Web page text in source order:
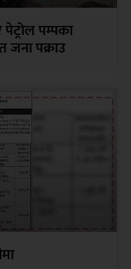
पम्पका
जना पक्राउ